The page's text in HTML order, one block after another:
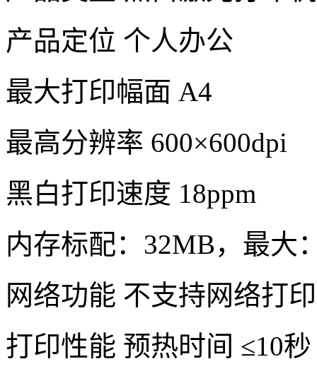
产品定位 个人办公
最大打印幅面 A4
最高分辨率 600×600dpi
黑白打印速度 18ppm
内存标配：32MB，最大
网络功能 不支持网络打印
打印性能 预热时间 ≤10秒